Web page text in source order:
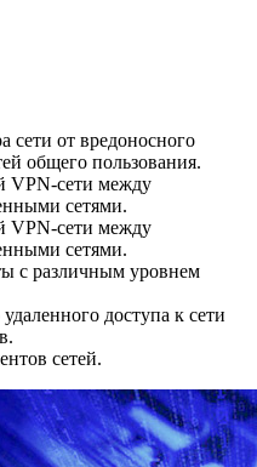
сети от вредоносного
общего пользования.
VPN-сети между
сетями.
VPN-сети между
сетями.
с различным уровнем
доступа к сети
сетей.